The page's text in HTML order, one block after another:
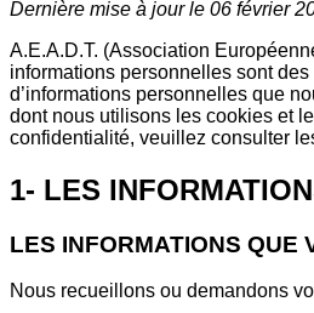
Dernière mise à jour le 06 février
A.E.A.D.T. (Association
informations personnelles sont
d’informations personnelles que
dont nous utilisons les cookies et
confidentialité, veuillez consulter
1- LES
LES INFORMATIONS QUE
Nous recueillons ou demandons